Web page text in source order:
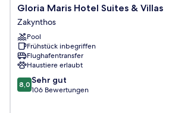
Gloria
Maris
Hotel
Suites
&
Villas
Zakynthos
Gloria Maris Hotel Suites & Villas
Zakynthos
Pool
Frühstück inbegriffen
Flughafentransfer
Haustiere erlaubt
8.0
von
8,0 Sehr gut
106 Bewertungen